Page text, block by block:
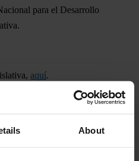
About
para el Desarrollo
aquí.
de la Corte de Cuentas de
transparente y participativo”,